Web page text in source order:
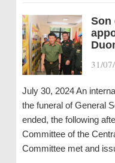
Son
31/
July 30, 2024 An
the funeral of General
ended, the following
Committee of the
Committee met and